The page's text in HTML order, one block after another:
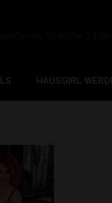
HAUSGIRL